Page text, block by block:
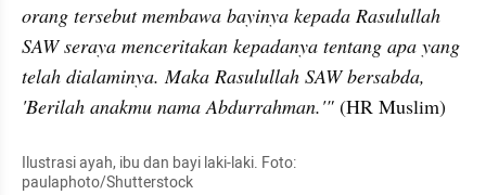
orang tersebut membawa bayinya kepada Rasulullah
SAW seraya menceritakan kepadanya tentang apa yang
telah dialaminya. Maka Rasulullah SAW bersabda,
'Berilah anakmu nama Abdurrahman.'" (HR Muslim)
Ilustrasi ayah, ibu dan bayi laki-laki. Foto:
paulaphoto/Shutterstock